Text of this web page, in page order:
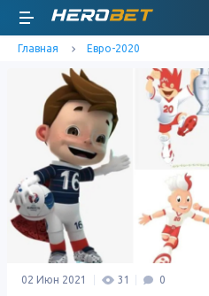
Главная Евро-2020
02 Июн 2021 31 0